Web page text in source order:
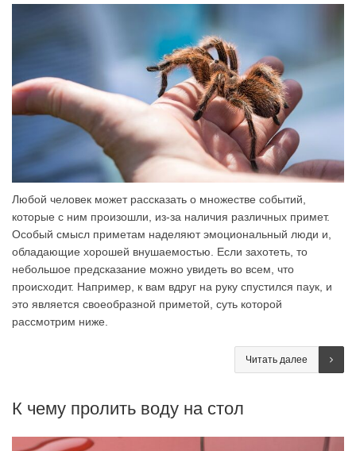
Любой человек может рассказать о множестве событий,
которые с ним произошли, из-за наличия различных примет.
Особый смысл приметам наделяют эмоциональный люди и,
обладающие хорошей внушаемостью. Если захотеть, то
небольшое предсказание можно увидеть во всем, что
происходит. Например, к вам вдруг на руку спустился паук, и
это является своеобразной приметой, суть которой
рассмотрим ниже.
Читать далее
К чему пролить воду на стол